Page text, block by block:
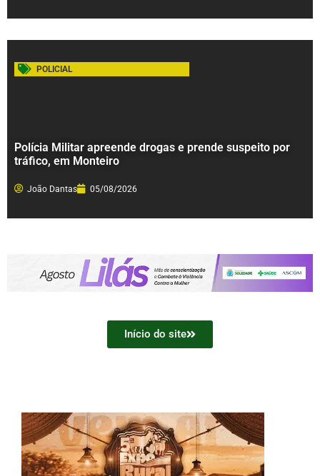
POLICIAL
Polícia Militar apreende drogas e prende suspeito por
tráfico, em Monteiro
João Dantas 05/08/2026
Início do site